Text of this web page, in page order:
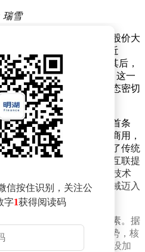
瑞雪
表现抢眼，多家相关企业股价大
盘中涨幅一度接近
光纤光缆(06869.HK)紧随其后，
也有6.62%的涨幅。这一
项重大技术突破和市场动态密切
取得里程碑式进展。全球首条
线路在山东青岛正式投入商用，
通信波段和长波段，突破了传统
新不仅为智能时代的算力互联提
算力基础设施建设的核心技术
光纤与多波段融合技术领域迈入
动行业景气的另一关键因素。据
缆市场呈现"量价齐升"态势，核
：需求端，AI数据中心建设加
信按住识别，关注公
字1获得阅读码